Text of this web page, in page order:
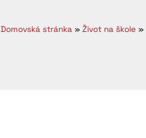
Domovská stránka» Život na škole»